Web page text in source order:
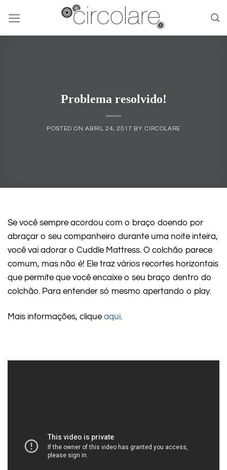
content
Problema resolvido!
POSTED ONABRIL 24, 2017 BYCIRCOLARE
Se você sempre acordou com o braço doendo por
abraçar o seu companheiro durante uma noite inteira,
você vai adorar o Cuddle Mattress. O colchão parece
comum, mas não é! Ele traz vários recortes horizontais
que permite que você encaixe o seu braço dentro do
colchão. Para entender só mesmo apertando o play.
Mais informações, clique aqui.